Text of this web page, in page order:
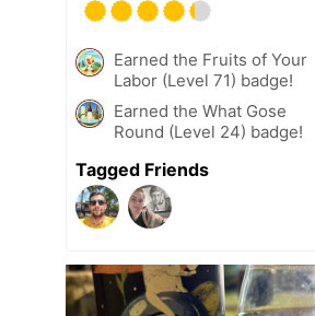
Earned the Fruits of Your
Labor (Level 71) badge!
Earned the What Gose
Round (Level 24) badge!
Tagged Friends